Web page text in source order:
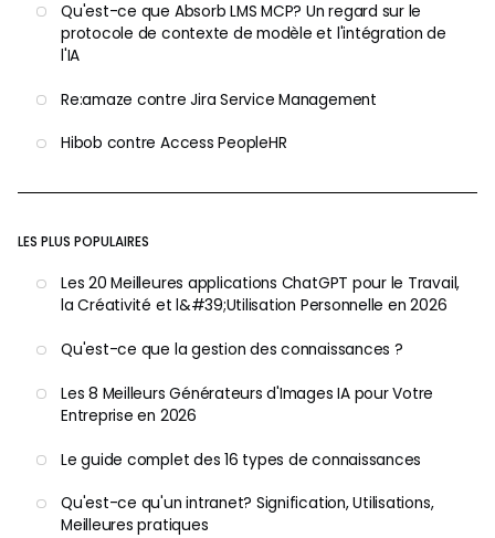
Qu'est-ce que Absorb LMS MCP? Un regard sur le
protocole de contexte de modèle et l'intégration de
l'IA
Re:amaze contre Jira Service Management
Hibob contre Access PeopleHR
LES PLUS POPULAIRES
Les 20 Meilleures applications ChatGPT pour le Travail,
la Créativité et l&#39;Utilisation Personnelle en 2026
Qu'est-ce que la gestion des connaissances ?
Les 8 Meilleurs Générateurs d'Images IA pour Votre
Entreprise en 2026
Le guide complet des 16 types de connaissances
Qu'est-ce qu'un intranet? Signification, Utilisations,
Meilleures pratiques